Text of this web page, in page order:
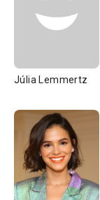
Júlia Lemmertz